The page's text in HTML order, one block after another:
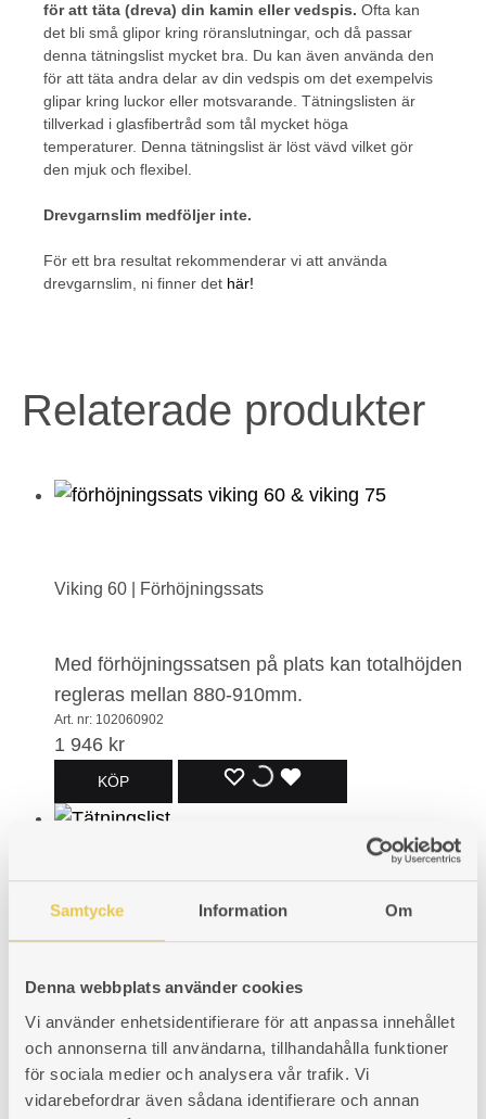
Samtycke Information Om
Denna webbplats använder cookies
Vi använder enhetsidentifierare för att anpassa innehållet
och annonserna till användarna, tillhandahålla funktioner
för sociala medier och analysera vår trafik. Vi
vidarebefordrar även sådana identifierare och annan
för att täta (dreva) din kamin eller vedspis. Ofta kan
det bli små glipor kring röranslutningar, och då passar
denna tätningslist mycket bra. Du kan även använda den
för att täta andra delar av din vedspis om det exempelvis
glipar kring luckor eller motsvarande. Tätningslisten är
tillverkad i glasfibertråd som tål mycket höga
temperaturer. Denna tätningslist är löst vävd vilket gör
den mjuk och flexibel.
Drevgarnslim medföljer inte.
För ett bra resultat rekommenderar vi att använda
drevgarnslim, ni finner det här!
Relaterade produkter
Viking 60 | Förhöjningssats
Med förhöjningssatsen på plats kan totalhöjden
regleras mellan 880-910mm.
Art. nr: 102060902
1 946 kr
KÖP LÄGG
ÖNSKELISTA
LÄGGER
ÖNSKELISTA
ÖNSKELISTA
Textilglas med tejp < Ø6mm
Ø6mm. En rulle är 50 meter. För tätning av
eldstadsglas.
131kr – 3 162krPrisintervall:
131 kr
till
KÖP
Den
här
LÄGGLÄGGER
LADES